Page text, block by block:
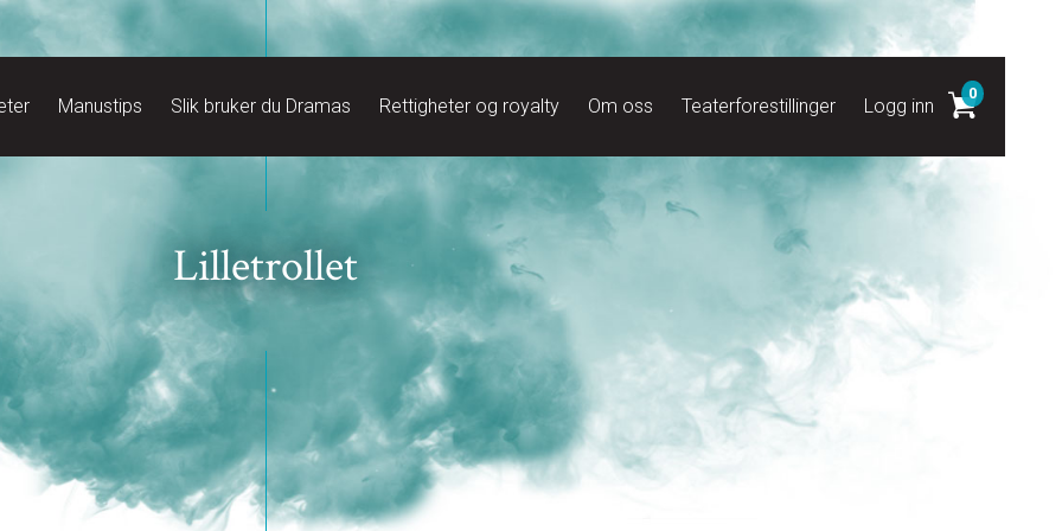
Manustips Slik bruker du Dramas Rettigheter og royalty Om oss Teaterforestillinger Logg inn
0
Lilletrollet